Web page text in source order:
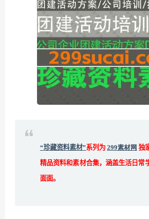
“珍藏资料素材”系列为 299素材网 独
精品资料和素材合集，涵盖生活日常
面面。